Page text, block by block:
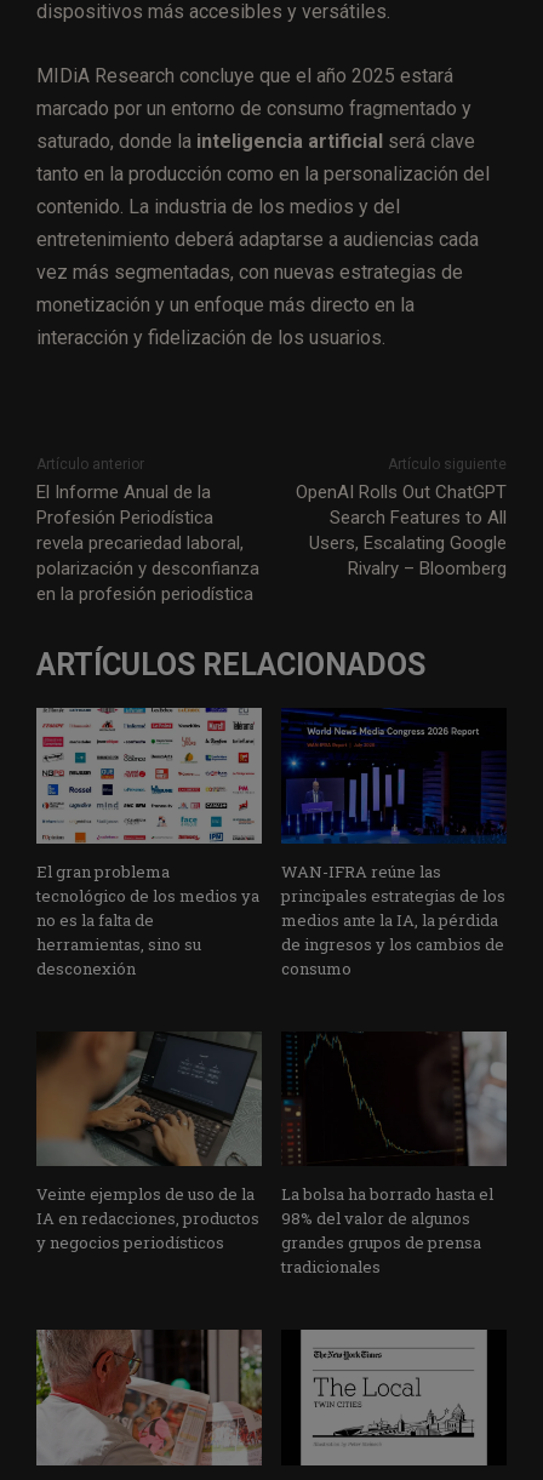
dispositivos más accesibles y versátiles​​.
MIDiA Research concluye que el año 2025 estará
marcado por un entorno de consumo fragmentado y
saturado, donde la inteligencia artificial será clave
tanto en la producción como en la personalización del
contenido. La industria de los medios y del
entretenimiento deberá adaptarse a audiencias cada
vez más segmentadas, con nuevas estrategias de
monetización y un enfoque más directo en la
interacción y fidelización de los usuarios.
Artículo anterior
El Informe Anual de la
Profesión Periodística
revela precariedad laboral,
polarización y desconfianza
en la profesión periodística
Artículo siguiente
OpenAI Rolls Out ChatGPT
Search Features to All
Users, Escalating Google
Rivalry – Bloomberg
ARTÍCULOS RELACIONADOS
El gran problema
tecnológico de los medios ya
no es la falta de
herramientas, sino su
desconexión
WAN-IFRA reúne las
principales estrategias de los
medios ante la IA, la pérdida
de ingresos y los cambios de
consumo
Veinte ejemplos de uso de la
IA en redacciones, productos
y negocios periodísticos
La bolsa ha borrado hasta el
98% del valor de algunos
grandes grupos de prensa
tradicionales